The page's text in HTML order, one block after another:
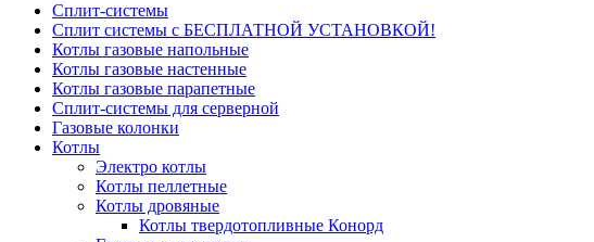
Сплит-системы
Сплит системы с БЕСПЛАТНОЙ УСТАНОВКОЙ!
Котлы газовые напольные
Котлы газовые настенные
Котлы газовые парапетные
Сплит-системы для серверной
Газовые колонки
Котлы
Электро котлы
Котлы пеллетные
Котлы дровяные
Котлы твердотопливные Конорд